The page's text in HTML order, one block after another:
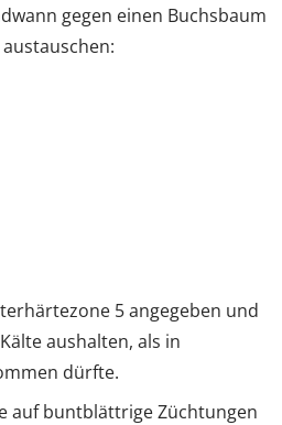
gegen einen Buchsbaum
5 angegeben und
aushalten, als in
dürfte.
auf buntblättrige Züchtungen